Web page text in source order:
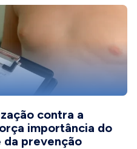
contra a
importância do
prevenção